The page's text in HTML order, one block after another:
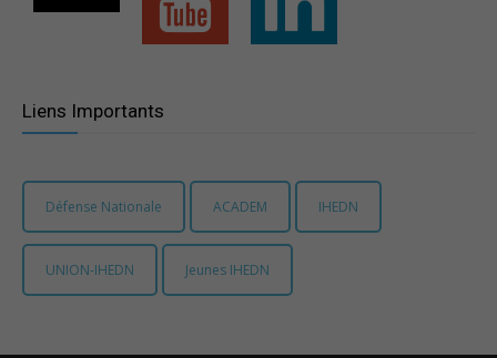
Liens Importants
Défense Nationale ACADEM IHEDN
UNION-IHEDN Jeunes IHEDN